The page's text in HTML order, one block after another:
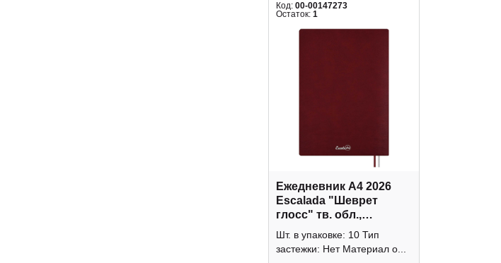
Код: 00-00147273
Остаток: 1
Ежедневник А4 2026
Escalada "Шеврет
глосс" тв. обл.,
иск.кожа, сшивка,
бордовый 70207
Шт. в упаковке: 10 Тип
застежки: Нет Материал о...